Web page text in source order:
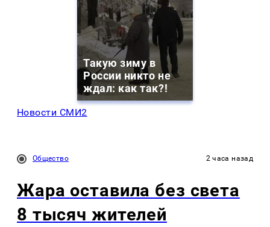
Такую зиму в
России никто не
ждал: как так?!
Новости СМИ2
Общество 2 часа назад
Жара оставила без света
8 тысяч жителей